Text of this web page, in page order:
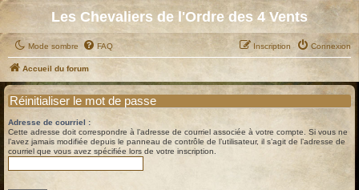
Les Chevaliers de l'Ordre des 4 Vents
Mode sombre FAQ Connexion
Inscription
Accueil du forum
Réinitialiser le mot de passe
Adresse de courriel :
Cette adresse doit correspondre à l’adresse de courriel associée à votre compte. Si vous ne
l’avez jamais modifiée depuis le panneau de contrôle de l’utilisateur, il s’agit de l’adresse de
courriel que vous avez spécifiée lors de votre inscription.